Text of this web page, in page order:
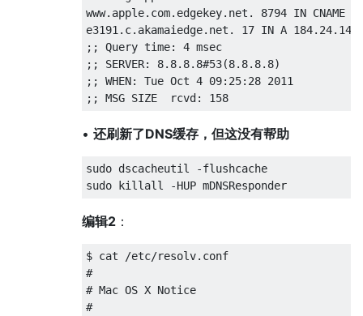
www.apple.com.edgekey.net. 8794 IN CNAME
e3191.c.akamaiedge.net. 17 IN A
;; Query time: 4 msec
;; SERVER: 8.8.8.8#53(8.8.8.8)
;; WHEN: Tue Oct 4 09:25:28 2011
• 还刷新了DNS缓存，但这没有帮助
sudo dscacheutil -flushcache
编辑2 ：
$ cat /etc/resolv.conf
#
# Mac OS X Notice
#